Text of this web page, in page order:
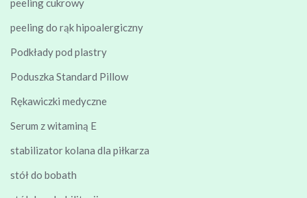
peeling cukrowy
peeling do rąk hipoalergiczny
Podkłady pod plastry
Poduszka Standard Pillow
Rękawiczki medyczne
Serum z witaminą E
stabilizator kolana dla piłkarza
stół do bobath